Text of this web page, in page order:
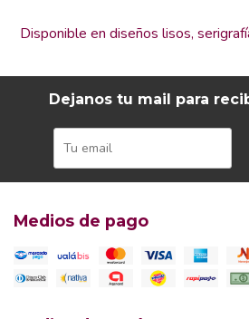
Disponible en diseños lisos,
Dejanos tu mail para
Medios de pago